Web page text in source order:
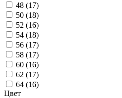
48 (17)
50 (18)
52 (16)
54 (18)
56 (17)
58 (17)
60 (16)
62 (17)
64 (16)
Цвет